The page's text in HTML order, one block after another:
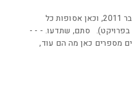
(פורסם במקור בדצמבר 2011, וכאן אסופות כל
סתם, שתדעו. - - -
מספרים כאן מה הם עוד,